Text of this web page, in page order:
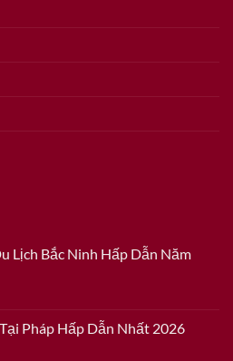
Lịch Bắc Ninh Hấp Dẫn Năm
Phá
Điểm
Pháp Hấp Dẫn Nhất 2026